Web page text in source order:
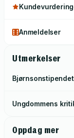
Anmeldelser
Utmerkelser
Bjørnsonstipendet
Ungdommens
Oppdag mer